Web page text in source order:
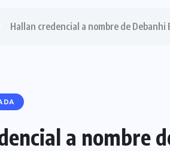
Hallan credencial a nombre de
a nombre